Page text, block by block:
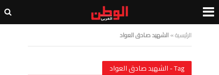
الرئيسية»الشهيد صادق العواد
Tag - الشهيد صادق العواد